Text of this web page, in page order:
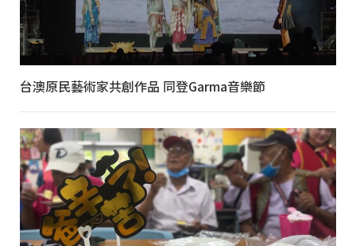
台澳原民藝術家共創作品 同登Garma音樂節